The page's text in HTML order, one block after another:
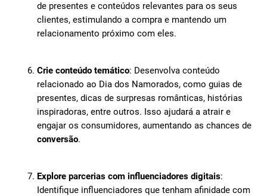
de presentes e conteúdos relevantes para os seus
clientes, estimulando a compra e mantendo um
relacionamento próximo com eles.
Crie conteúdo temático: Desenvolva conteúdo
relacionado ao Dia dos Namorados, como guias de
presentes, dicas de surpresas românticas, histórias
inspiradoras, entre outros. Isso ajudará a atrair e
engajar os consumidores, aumentando as chances de
conversão.
Explore parcerias com influenciadores digitais:
Identifique influenciadores que tenham afinidade com